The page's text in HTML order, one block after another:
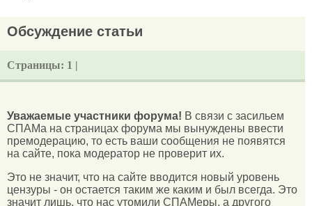
Обсуждение статьи
Страницы: 1 |
Уважаемые участники форума! В связи с засильем
СПАМа на страницах форума мы вынуждены ввести
премодерацию, то есть ваши сообщения не появятся
на сайте, пока модератор не проверит их.
Это не значит, что на сайте вводится новый уровень
цензуры - он остается таким же каким и был всегда. Это
значит лишь, что нас утомили СПАМеры, а другого